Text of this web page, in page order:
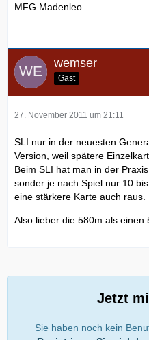
MFG Madenleo
wemser
Gast
27. November 2011 um 21:11
SLI nur in der neuesten
Version, weil spätere
Beim SLI hat man in der
sonder je nach Spiel nur 10
eine stärkere Karte auch raus.
Also lieber die 580m als einen
Jetzt
Sie haben noch kein